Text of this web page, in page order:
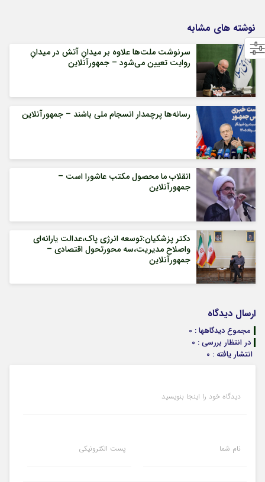
نوشته های مشابه
سرنوشت ملت‌ها علاوه بر میدانِ آتش در میدانِ
روایت تعیین می‌شود – جمهورآنلاین
رسانه‌ها پرچمدار انسجام ملی باشند – جمهورآنلاین
انقلاب ما محصول مکتب عاشورا است –
جمهورآنلاین
دکتر پزشکیان:توسعه انرژی پاک،عدالت یارانه‌ای
واصلاح مدیریت،سه محورتحول اقتصادی –
جمهورآنلاین
ارسال دیدگاه
مجموع دیدگاهها : 0
در انتظار بررسی : 0
انتشار یافته : 0
دیدگاه خود را اینجا بنویسید
نام شما پست الکترونیکی